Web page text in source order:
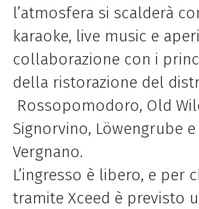
l’atmosfera si scalderà
karaoke, live music e
collaborazione con i
della ristorazione del
Rossopomodoro, Old
Signorvino, Löwengrube e
Vergnano.
L’ingresso è libero, e per
tramite Xceed è previsto